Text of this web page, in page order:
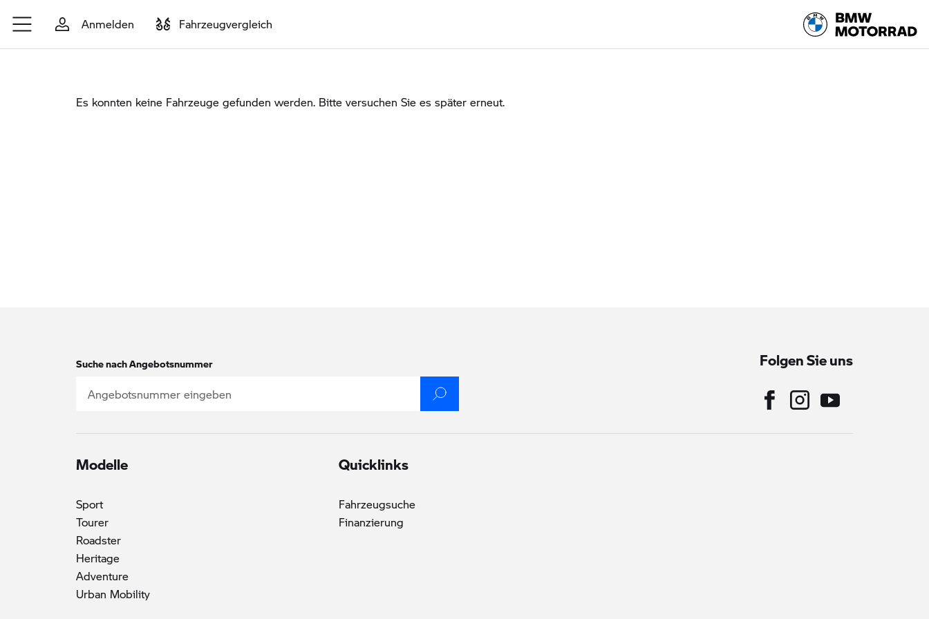
Zum Hauptinhalt springen
Anmelden Fahrzeugvergleich
Es konnten keine Fahrzeuge gefunden werden. Bitte versuchen Sie es später erneut.
Suche nach Angebotsnummer Folgen Sie uns
Modelle
Sport
Tourer
Roadster
Heritage
Adventure
Urban Mobility
Quicklinks
Fahrzeugsuche
Finanzierung